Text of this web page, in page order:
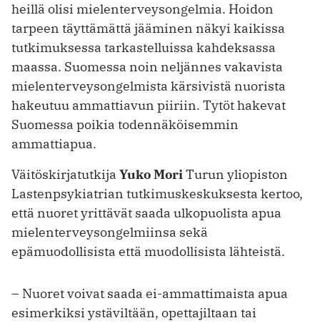
heillä olisi mielenterveysongelmia. Hoidon
tarpeen täyttämättä jääminen näkyi kaikissa
tutkimuksessa tarkastelluissa kahdeksassa
maassa. Suomessa noin neljännes vakavista
mielenterveysongelmista kärsivistä nuorista
hakeutuu ammattiavun piiriin. Tytöt hakevat
Suomessa poikia todennäköisemmin
ammattiapua.
Väitöskirjatutkija Yuko MoriTurun yliopiston
Lastenpsykiatrian tutkimuskeskuksesta kertoo,
että nuoret yrittävät saada ulkopuolista apua
mielenterveysongelmiinsa sekä
epämuodollisista että muodollisista lähteistä.
– Nuoret voivat saada ei-ammattimaista apua
esimerkiksi ystäviltään, opettajiltaan tai